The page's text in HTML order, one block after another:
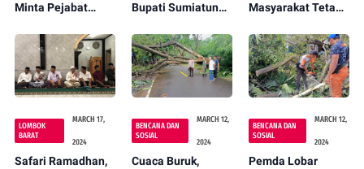
Minta Pejabat
Inovatif
Bupati Sumiatun
Mesanggok
Masyarakat Tetap
Lobar
LOMBOK
BARAT
MARCH 17,
2024
Safari Ramadhan,
BENCANA DAN
SOSIAL
MARCH 12,
2024
Cuaca Buruk,
BENCANA DAN
SOSIAL
MARCH 12,
2024
Pemda Lobar